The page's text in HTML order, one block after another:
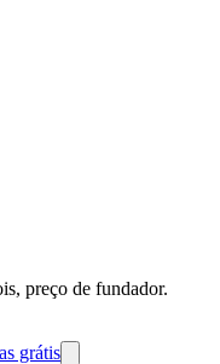
preço de fundador.
grátis